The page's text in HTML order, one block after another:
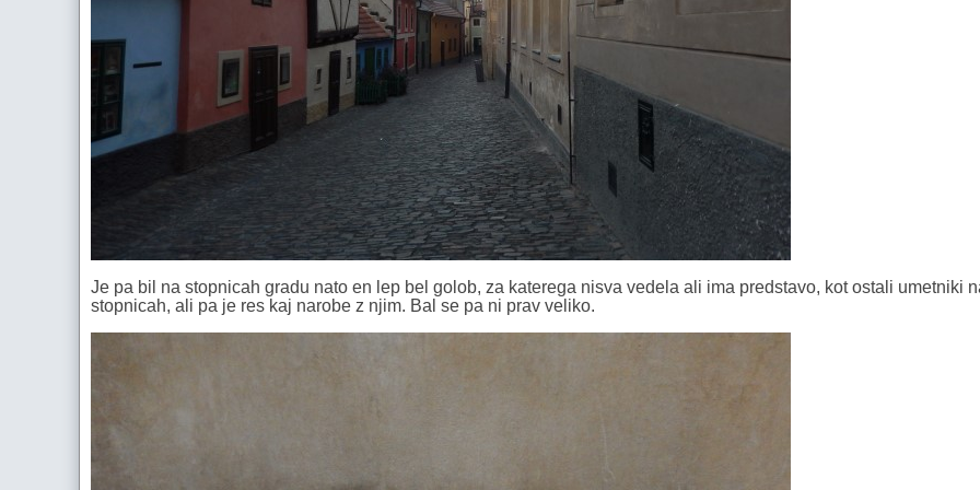
Je pa bil na stopnicah gradu nato en lep bel golob, za katerega nisva vedela ali ima predstavo, kot ostali umetniki
stopnicah, ali pa je res kaj narobe z njim. Bal se pa ni prav veliko.